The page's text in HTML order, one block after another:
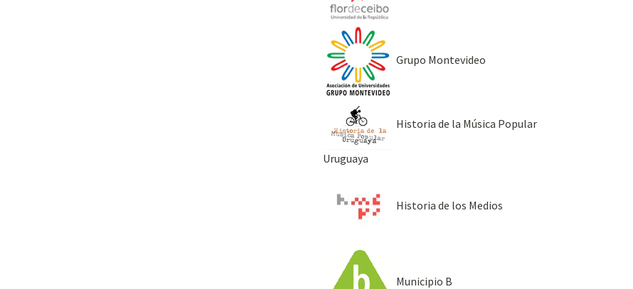
Grupo Montevideo
Historia de la Música Popular
Uruguaya
Historia de los Medios
Municipio B